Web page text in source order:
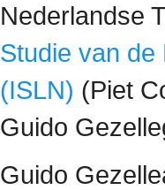
Nederlandse
Studie van de
(ISLN) (Piet
Guido
Guido